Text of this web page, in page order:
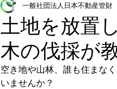
土地を放置
木の伐採が
一般社団法人日本不動産管財
空き地や山林、誰も住まな
いませんか？